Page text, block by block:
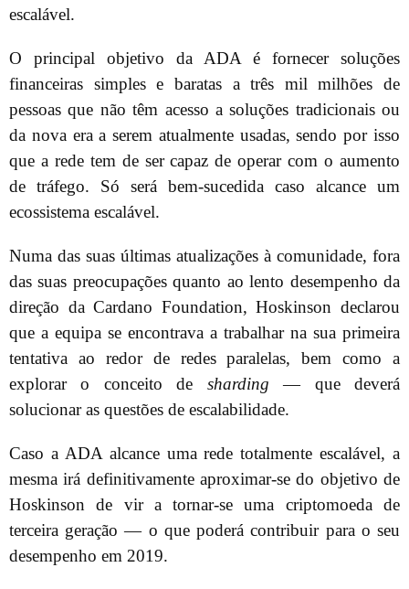
escalável.
O principal objetivo da ADA é fornecer soluções
financeiras simples e baratas a três mil milhões de
pessoas que não têm acesso a soluções tradicionais ou
da nova era a serem atualmente usadas, sendo por isso
que a rede tem de ser capaz de operar com o aumento
de tráfego. Só será bem-sucedida caso alcance um
ecossistema escalável.
Numa das suas últimas atualizações à comunidade, fora
das suas preocupações quanto ao lento desempenho da
direção da Cardano Foundation, Hoskinson declarou
que a equipa se encontrava a trabalhar na sua primeira
tentativa ao redor de redes paralelas, bem como a
explorar o conceito de sharding — que deverá
solucionar as questões de escalabilidade.
Caso a ADA alcance uma rede totalmente escalável, a
mesma irá definitivamente aproximar-se do objetivo de
Hoskinson de vir a tornar-se uma criptomoeda de
terceira geração — o que poderá contribuir para o seu
desempenho em 2019.